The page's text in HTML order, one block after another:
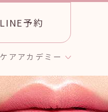
ア アカデミー
LINE予約